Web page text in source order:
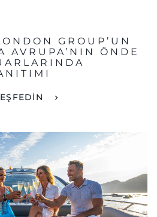
GROUP’UN
AVRUPA’NIN ÖNDE